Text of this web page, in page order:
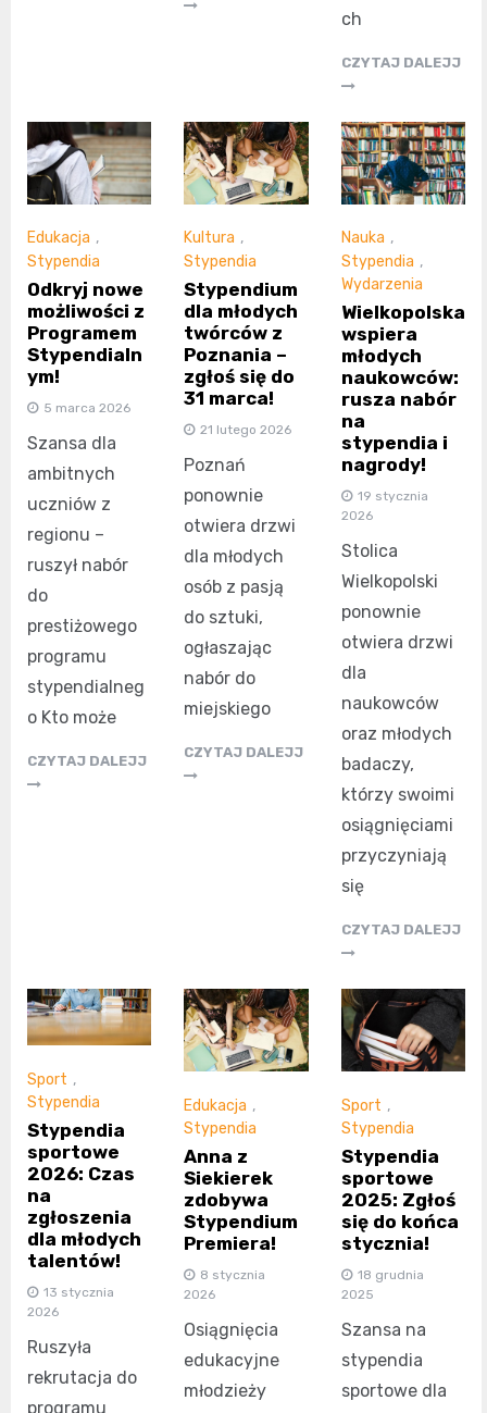
ch
CZYTAJ DALEJJ
Edukacja ,
Stypendia
Odkryj nowe
możliwości z
Programem
Stypendialn
ym!
5 marca 2026
Szansa dla
ambitnych
uczniów z
regionu –
ruszył nabór
do
prestiżowego
programu
stypendialneg
o Kto może
CZYTAJ DALEJJ
Kultura ,
Stypendia
Stypendium
dla młodych
twórców z
Poznania –
zgłoś się do
31 marca!
21 lutego 2026
Poznań
ponownie
otwiera drzwi
dla młodych
osób z pasją
do sztuki,
ogłaszając
nabór do
miejskiego
CZYTAJ DALEJJ
Nauka ,
Stypendia ,
Wydarzenia
Wielkopolska
wspiera
młodych
naukowców:
rusza nabór
na
stypendia i
nagrody!
19 stycznia
2026
Stolica
Wielkopolski
ponownie
otwiera drzwi
dla
naukowców
oraz młodych
badaczy,
którzy swoimi
osiągnięciami
przyczyniają
się
CZYTAJ DALEJJ
Sport ,
Stypendia
Stypendia
sportowe
2026: Czas
na
zgłoszenia
dla młodych
talentów!
13 stycznia
2026
Ruszyła
rekrutacja do
programu
Edukacja ,
Stypendia
Anna z
Siekierek
zdobywa
Stypendium
Premiera!
8 stycznia
2026
Osiągnięcia
edukacyjne
młodzieży
Sport ,
Stypendia
Stypendia
sportowe
2025: Zgłoś
się do końca
stycznia!
18 grudnia
2025
Szansa na
stypendia
sportowe dla